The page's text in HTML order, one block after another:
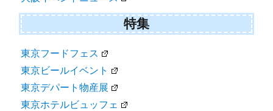
特集
東京フードフェス
東京ビールイベント
東京デパート物産展
東京ホテルビュッフェ